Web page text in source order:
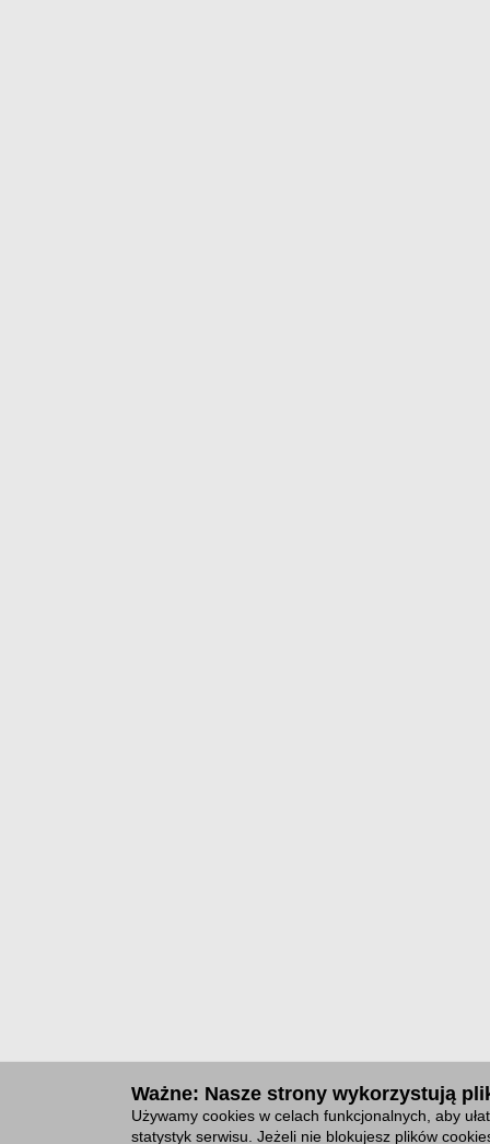
Ważne: Nasze strony wykorzystują
Używamy cookies w celach funkcjonalnych, aby
statystyk serwisu. Jeżeli nie blokujesz plików